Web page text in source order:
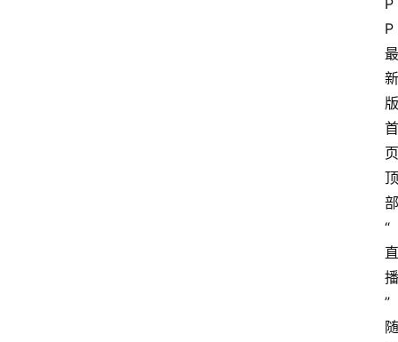
P
P
最
新
版
首
页
顶
部
“
直
播
”
随